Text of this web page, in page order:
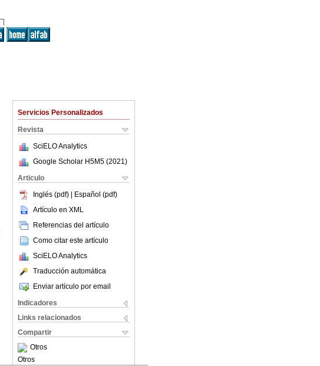
Servicios Personalizados
Revista
SciELO Analytics
Google Scholar H5M5 (2021 )
Articulo
Inglés (pdf) | Español (pdf)
Artículo en XML
Referencias del artículo
Como citar este artículo
SciELO Analytics
Traducción automática
Enviar artículo por email
Indicadores
Links relacionados
Compartir
Otros
Otros